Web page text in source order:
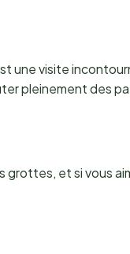
une visite
pleinement des
et si vous